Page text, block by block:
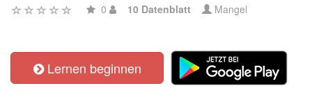
0 10 Datenblatt Mangel
Lernen beginnen